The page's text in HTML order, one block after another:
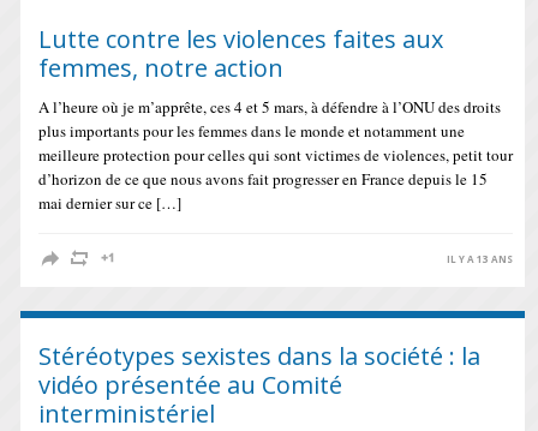
Lutte contre les violences faites aux
femmes, notre action
A l’heure où je m’apprête, ces 4 et 5 mars, à défendre à l’ONU des droits
plus importants pour les femmes dans le monde et notamment une
meilleure protection pour celles qui sont victimes de violences, petit tour
d’horizon de ce que nous avons fait progresser en France depuis le 15
mai dernier sur ce […]
IL Y A 13 ANS
Stéréotypes sexistes dans la société : la
vidéo présentée au Comité
interministériel